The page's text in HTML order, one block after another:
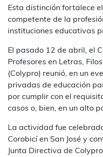
Esta distinción fortalece
competente de la
instituciones educativas
El pasado 12 de abril, el
Profesores en Letras,
(Colypro) reunió, en un
privadas de educación
por cumplir con el
casos o, bien, en un alto
La actividad fue
Corobicí en San José y
Junta Directiva de